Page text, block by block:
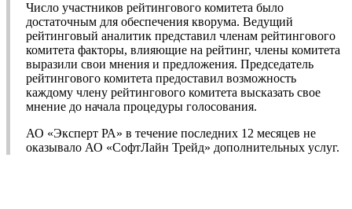
Число участников рейтингового комитета было
достаточным для обеспечения кворума. Ведущий
рейтинговый аналитик представил членам рейтингового
комитета факторы, влияющие на рейтинг, члены комитета
выразили свои мнения и предложения. Председатель
рейтингового комитета предоставил возможность
каждому члену рейтингового комитета высказать свое
мнение до начала процедуры голосования.
АО «Эксперт РА» в течение последних 12 месяцев не
оказывало АО «СофтЛайн Трейд» дополнительных услуг.